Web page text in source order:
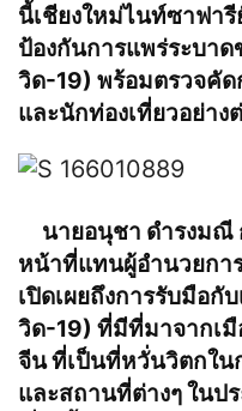
นี้เชียงใหม่ไนท์ซาฟารี
ป้องกันการแพร่ระบาด
วิด-19) พร้อมตรวจคั
และนักท่องเที่ยวอย่าง
นายอนุชา ดำรงมณี
หน้าที่แทนผู้อำนวยก
เปิดเผยถึงการรับมือกั
วิด-19) ที่มีที่มาจากเ
จีน ที่เป็นที่หวั่นวิตกใ
และสถานที่ต่างๆ ในป